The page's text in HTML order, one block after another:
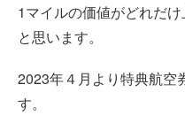
1マイルの価値がどれだ
と思います。
2023年４月より特典航空
す。